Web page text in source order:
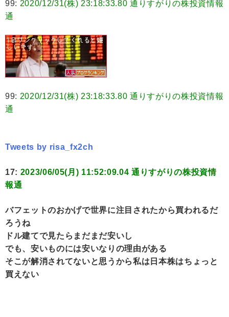
99: 2020/12/31(株) 23:18:33.80 通りすがりの株投資情報
通
99: 2020/12/31(株) 23:18:33.80 通りすがりの株投資情報
通
Tweets by risa_fx2ch
17: 2023/06/05(月) 11:52:09.04 通りすがりの株投資情
報通
バフェットのおかげで世界に注目されたから買われるだ
ろうね
ドル建てで見たらまだまだ安いし
でも、安いものには安いなりの理由がある
そこが解消されてないと思うから私は日本株はちょっと
買えない